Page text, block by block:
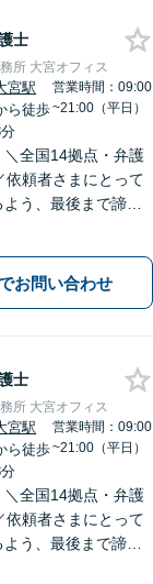
士
所 大宮オフィス
宮駅
ら徒歩
営業時間：09:00
~21:00（平日）
＼全国14拠点・弁護
依頼者さまにとって
う、最後まで諦め
休日対応】
お問い合わせ
士
所 大宮オフィス
宮駅
ら徒歩
営業時間：09:00
~21:00（平日）
＼全国14拠点・弁護
依頼者さまにとって
う、最後まで諦め